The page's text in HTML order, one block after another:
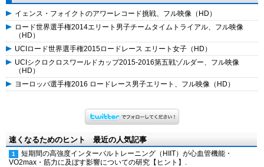
イェンス・フォイクトのアワーレコード挑戦、フル映像（HD）
ロード世界選手権2014エリート男子チームタイムトライアル、フル映像
（HD）
UCIロード世界選手権2015ロードレース エリート女子（HD）
UCIシクロクロスワールドカップ2015-2016第五戦ゾルダー、フル映像
（HD）
ヨーロッパ選手権2016 ロードレース男子エリート、フル映像（HD）
速くなるためのヒント 最近の人気記事
短期間の高強度インターバルトレーニング（HIIT）が心血管機能・
VO2max・筋力に及ぼす影響についての研究【ヒント】.